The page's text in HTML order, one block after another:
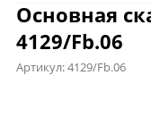
Основная
4129/Fb.06
Артикул:4129/Fb.06